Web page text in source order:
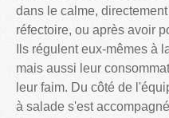
dans le calme,
réfectoire, ou après avoir
Ils régulent eux-mêmes à
mais aussi leur
leur faim. Du côté de
à salade s'est